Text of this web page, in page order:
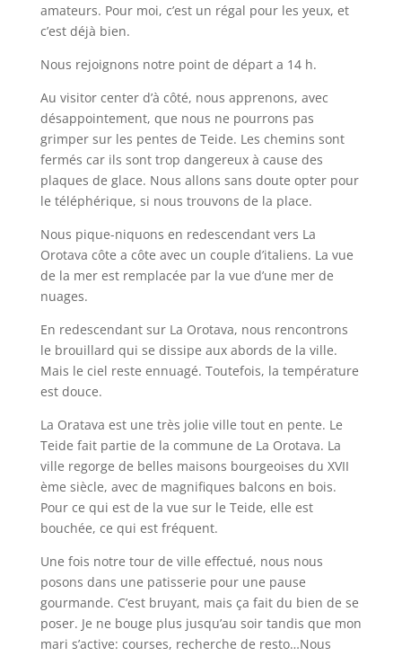
amateurs. Pour moi, c’est un régal pour les yeux, et
c’est déjà bien.
Nous rejoignons notre point de départ a 14 h.
Au visitor center d’à côté, nous apprenons, avec
désappointement, que nous ne pourrons pas
grimper sur les pentes de Teide. Les chemins sont
fermés car ils sont trop dangereux à cause des
plaques de glace. Nous allons sans doute opter pour
le téléphérique, si nous trouvons de la place.
Nous pique-niquons en redescendant vers La
Orotava côte a côte avec un couple d’italiens. La vue
de la mer est remplacée par la vue d’une mer de
nuages.
En redescendant sur La Orotava, nous rencontrons
le brouillard qui se dissipe aux abords de la ville.
Mais le ciel reste ennuagé. Toutefois, la température
est douce.
La Oratava est une très jolie ville tout en pente. Le
Teide fait partie de la commune de La Orotava. La
ville regorge de belles maisons bourgeoises du XVII
ème siècle, avec de magnifiques balcons en bois.
Pour ce qui est de la vue sur le Teide, elle est
bouchée, ce qui est fréquent.
Une fois notre tour de ville effectué, nous nous
posons dans une patisserie pour une pause
gourmande. C’est bruyant, mais ça fait du bien de se
poser. Je ne bouge plus jusqu’au soir tandis que mon
mari s’active: courses, recherche de resto…Nous